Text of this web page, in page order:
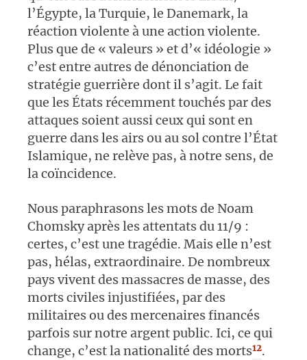
l’Égypte, la Turquie, le Danemark, la
réaction violente à une action violente.
Plus que de « valeurs » et d’« idéologie »
c’est entre autres de dénonciation de
stratégie guerrière dont il s’agit. Le fait
que les États récemment touchés par des
attaques soient aussi ceux qui sont en
guerre dans les airs ou au sol contre l’État
Islamique, ne relève pas, à notre sens, de
la coïncidence.
Nous paraphrasons les mots de Noam
Chomsky après les attentats du 11/9 :
certes, c’est une tragédie. Mais elle n’est
pas, hélas, extraordinaire. De nombreux
pays vivent des massacres de masse, des
morts civiles injustifiées, par des
militaires ou des mercenaires financés
parfois sur notre argent public. Ici, ce qui
change, c’est la nationalité des morts12.